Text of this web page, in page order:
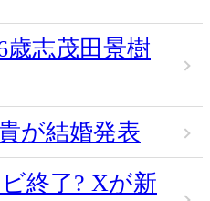
歳志茂田景樹
が結婚発表
終了? Xが新